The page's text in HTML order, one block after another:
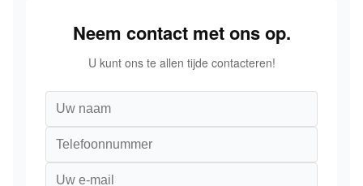
Neem contact met ons op.
U kunt ons te allen tijde contacteren!